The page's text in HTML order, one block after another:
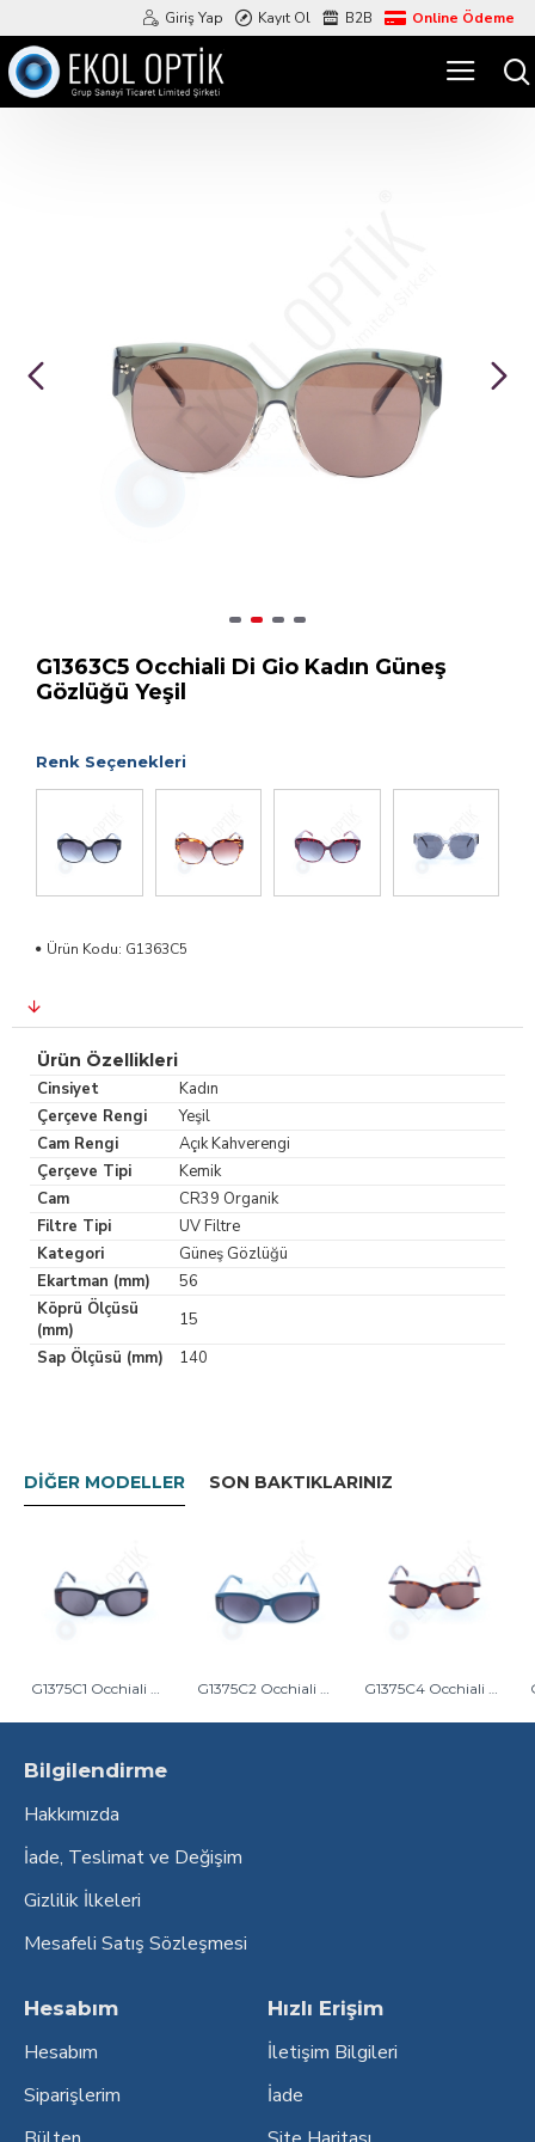
Giriş Yap Kayıt Ol B2B Online Ödeme
G1363C5 Occhiali Di Gio Kadın Güneş
Gözlüğü Yeşil
Ürün Kodu: G1363C5
Renk Seçenekleri
Ürün Özellikleri
Cinsiyet
Kadın
Çerçeve Rengi
Yeşil
Cam Rengi
Açık Kahverengi
Çerçeve Tipi
Kemik
Cam
CR39 Organik
Filtre Tipi
UV Filtre
Kategori
Güneş Gözlüğü
Ekartman (mm)
56
Köprü Ölçüsü
(mm)
15
Sap Ölçüsü (mm)
140
DIĞER MODELLER SON BAKTIKLARINIZ
G1375C1 Occhiali Di Gio Kadın Güneş Gözlüğü Siyah G1375C2 Occhiali Di Gio Kadın Güneş Gözlüğü Mavi G1375C4 Occhiali Di Gio Kadın Güneş Gözlüğü Kahverengi Kırçıllı
Bilgilendirme
Hakkımızda
İade, Teslimat ve Değişim
Gizlilik İlkeleri
Mesafeli Satış Sözleşmesi
Hesabım
Hesabım
Siparişlerim
Hızlı Erişim
İletişim Bilgileri
İade